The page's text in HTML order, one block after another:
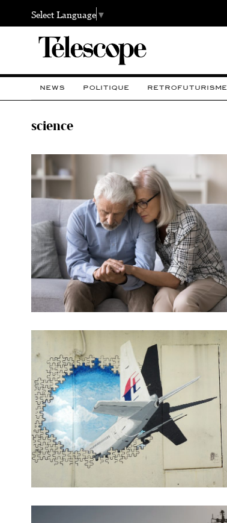
Select Language▼
NEWS POLITIQUE RETROFUTURISME
science